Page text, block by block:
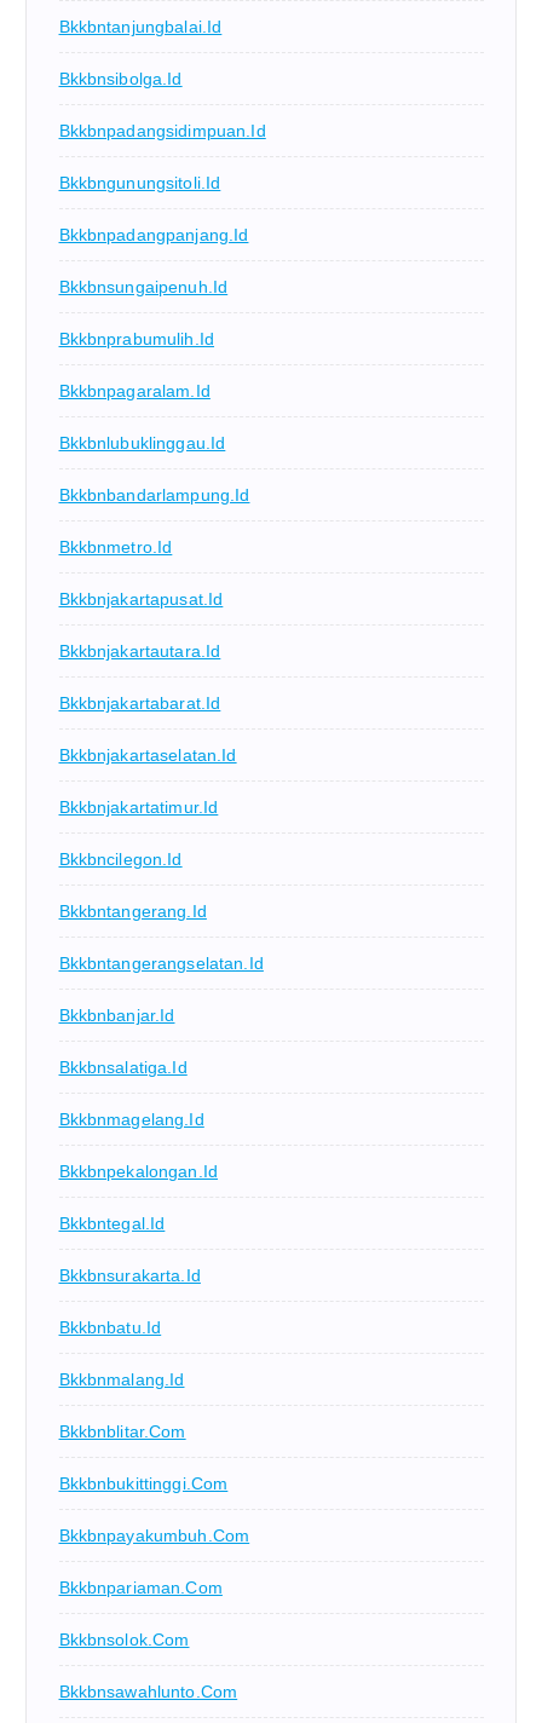
Bkkbntanjungbalai.id
Bkkbnsibolga.id
Bkkbnpadangsidimpuan.id
Bkkbngunungsitoli.id
Bkkbnpadangpanjang.id
Bkkbnsungaipenuh.id
Bkkbnprabumulih.id
Bkkbnpagaralam.id
Bkkbnlubuklinggau.id
Bkkbnbandarlampung.id
Bkkbnmetro.id
Bkkbnjakartapusat.id
Bkkbnjakartautara.id
Bkkbnjakartabarat.id
Bkkbnjakartaselatan.id
Bkkbnjakartatimur.id
Bkkbncilegon.id
Bkkbntangerang.id
Bkkbntangerangselatan.id
Bkkbnbanjar.id
Bkkbnsalatiga.id
Bkkbnmagelang.id
Bkkbnpekalongan.id
Bkkbntegal.id
Bkkbnsurakarta.id
Bkkbnbatu.id
Bkkbnmalang.id
Bkkbnblitar.com
Bkkbnbukittinggi.com
Bkkbnpayakumbuh.com
Bkkbnpariaman.com
Bkkbnsolok.com
Bkkbnsawahlunto.com